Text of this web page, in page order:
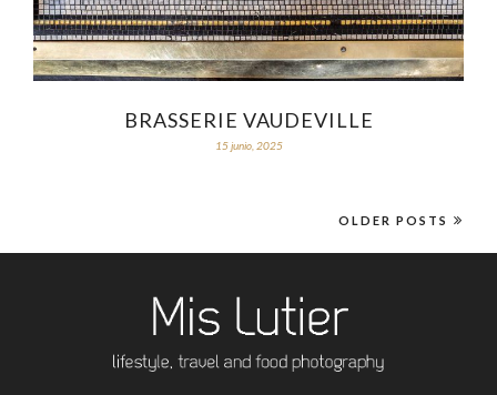
BRASSERIE VAUDEVILLE
15 junio, 2025
OLDER POSTS